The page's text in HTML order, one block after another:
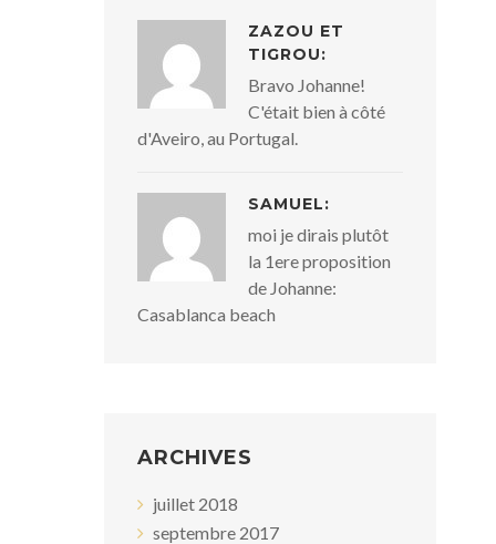
ZAZOU ET
TIGROU:
Bravo Johanne!
C'était bien à côté
d'Aveiro, au Portugal.
SAMUEL:
moi je dirais plutôt
la 1ere proposition
de Johanne:
Casablanca beach
ARCHIVES
juillet 2018
septembre 2017